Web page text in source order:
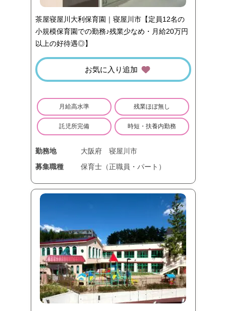
茶屋寝屋川大利保育園｜寝屋川市【定員12名の
小規模保育園での勤務♪残業少なめ・月給20万円
以上の好待遇◎】
お気に入り追加
月給高水準 残業ほぼ無し
託児所完備 時短・扶養内勤務
勤務地 大阪府
寝屋川市
募集職種
保育士（正職員・パート）